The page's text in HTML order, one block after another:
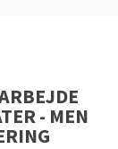
- MEN